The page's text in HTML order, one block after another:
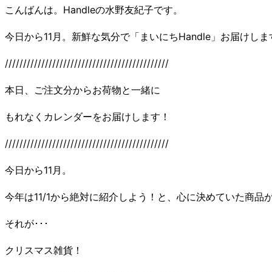
こんばんは。Handleの水野友紀子です。
今日から11月。新鮮な気分で「まいにちHandle」お届けしま
/////////////////////////////////////////////
本日、ご注文分からお荷物と一緒に
もれなくカレンダーをお届けします！
/////////////////////////////////////////////
今日から11月。
今年は11/1から絶対に紹介しよう！と、心に決めていた商品
それが･･･
クリスマス雑貨！